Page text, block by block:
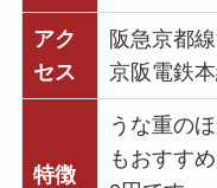
アク
セス
阪急京都
京阪電鉄
特徴
うな重の
もおすす